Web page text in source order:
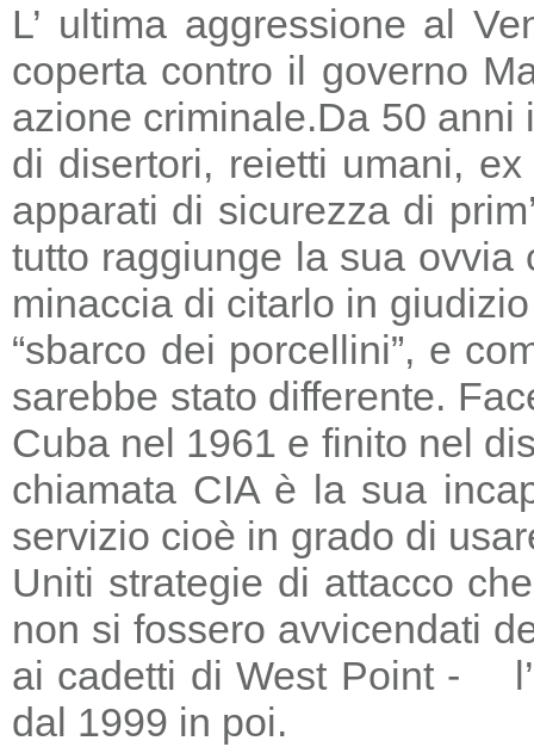
L’ ultima aggressione al
coperta contro il governo
azione criminale.Da 50 anni
di disertori, reietti umani,
apparati di sicurezza di
tutto raggiunge la sua
minaccia di citarlo in
“sbarco dei porcellini”, e
sarebbe stato differente.
Cuba nel 1961 e finito nel
chiamata CIA è la sua
servizio cioè in grado di
Uniti strategie di attacco
non si fossero avvicendati
ai cadetti di West Point - l’
dal 1999 in poi.